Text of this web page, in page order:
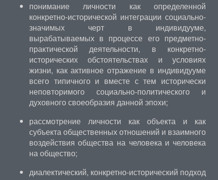
понимание личности как определенной
конкретно-исторической интеграции социально-
значимых черт в индивидууме,
вырабатываемых в процессе его предметно-
практической деятельности, в конкретно-
исторических обстоятельствах и условиях
жизни, как активное отражение в индивидууме
всего типичного и вместе с тем исторически
неповторимого социально-политического и
духовного своеобразия данной эпохи;
рассмотрение личности как объекта и как
субъекта общественных отношений и взаимного
воздействия общества на человека и человека
на общество;
диалектический, конкретно-исторический подход